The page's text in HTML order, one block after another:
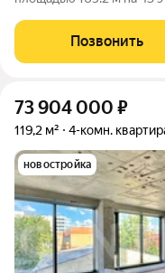
Замоскворечья. Жилой
Садового кольца.
Позвонить
73 904 000 ₽
119,2 м² 4-комн.
новостройка